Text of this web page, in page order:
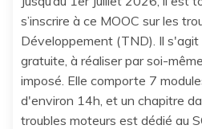
s’inscrire à ce MOOC sur les
Développement (TND). Il
gratuite, à réaliser par soi-
imposé. Elle comporte 7
d'environ 14h, et un chapitre
troubles moteurs est dédié au